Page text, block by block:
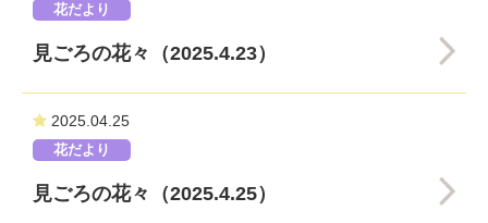
花だより
見ごろの花々（2025.4.23）
2025.04.25
花だより
見ごろの花々（2025.4.25）